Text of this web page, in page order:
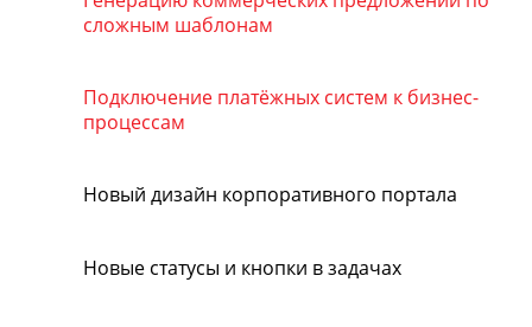
сложным шаблонам
Подключение платёжных систем к бизнес-
процессам
Новый дизайн корпоративного портала
Новые статусы и кнопки в задачах